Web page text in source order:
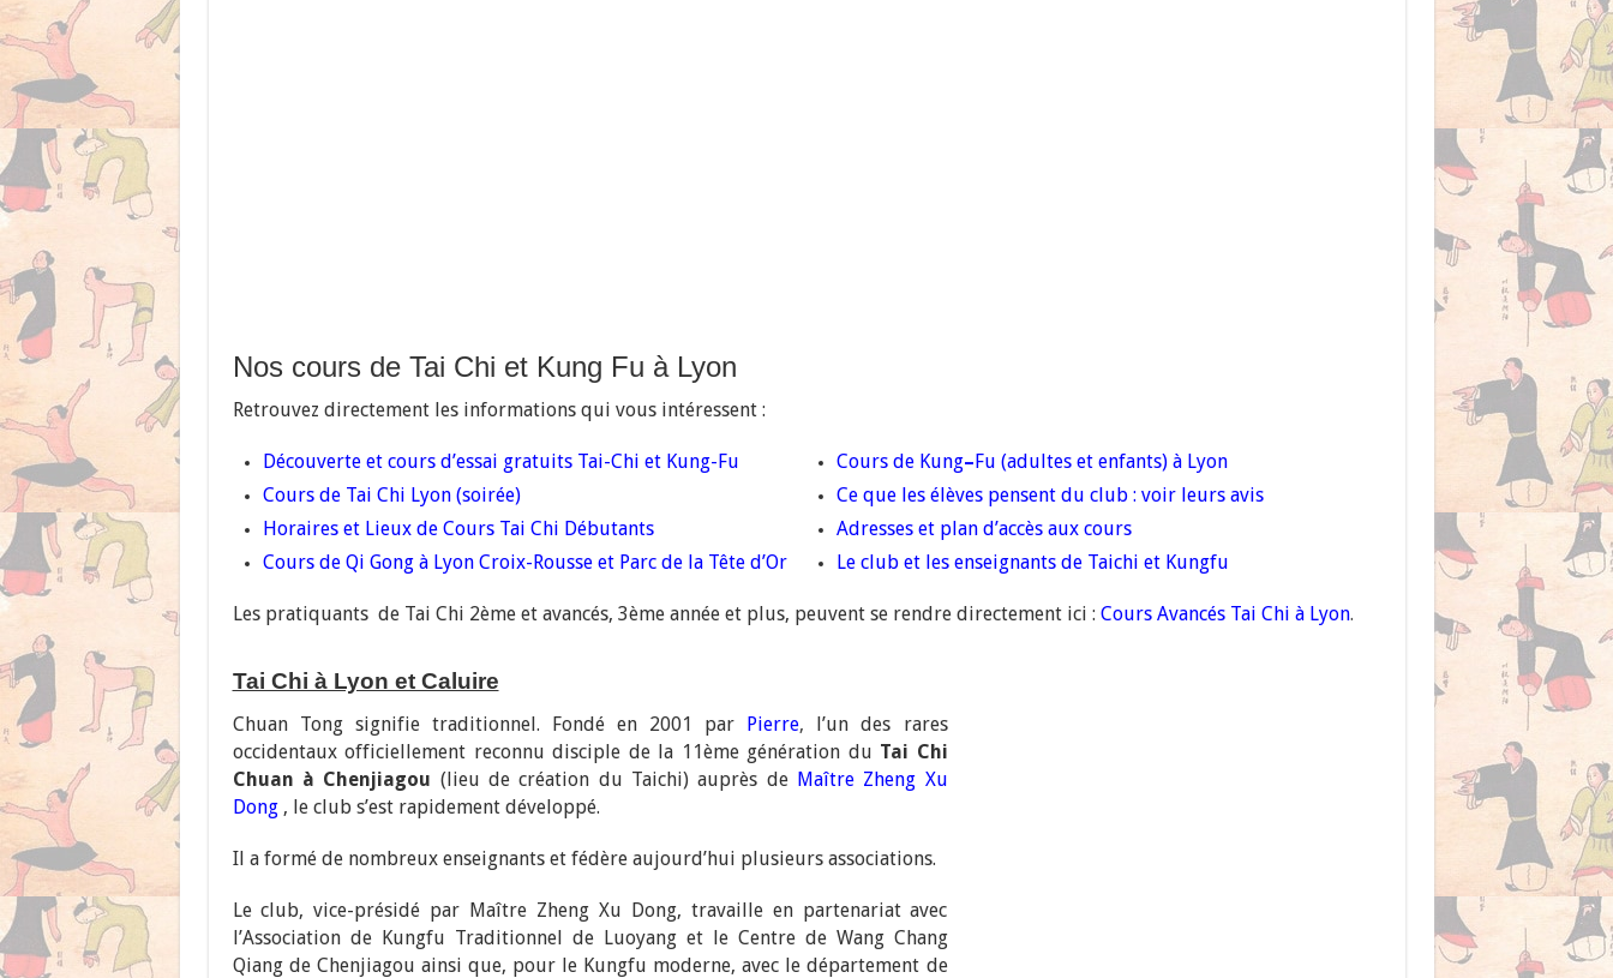
Nos cours de Tai Chi et Kung Fu à Lyon
Retrouvez directement les informations qui vous intéressent :
Découverte et cours d’essai gratuits Tai-Chi et Kung-Fu
Cours de Tai Chi Lyon (soirée)
Horaires et Lieux de Cours Tai Chi Débutants
Cours de Qi Gong à Lyon Croix-Rousse et Parc de la Tête d’Or
Cours de Kung– Fu (adultes et enfants) à Lyon
Ce que les élèves pensent du club : voir leurs avis
Adresses et plan d’accès aux cours
Le club et les enseignants de Taichi et Kungfu
Les pratiquants de Tai Chi 2ème et avancés, 3ème année et plus, peuvent se rendre directement ici : Cours Avancés Tai Chi à Lyon.
Tai Chi à Lyon et Caluire
Chuan Tong signifie traditionnel. Fondé en 2001 par Pierre, l’un des rares
occidentaux officiellement reconnu disciple de la 11ème génération du Tai Chi
Chuan à Chenjiagou (lieu de création du Taichi) auprès de Maître Zheng Xu
Dong , le club s’est rapidement développé.
Il a formé de nombreux enseignants et fédère aujourd’hui plusieurs associations.
Le club, vice-présidé par Maître Zheng Xu Dong, travaille en partenariat avec
l’Association de Kungfu Traditionnel de Luoyang et le Centre de Wang Chang
Qiang de Chenjiagou ainsi que, pour le Kungfu moderne, avec le département de